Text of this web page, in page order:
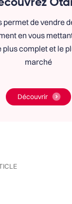
permet de vendre
en vous
plus complet et le
marché
Découvrir